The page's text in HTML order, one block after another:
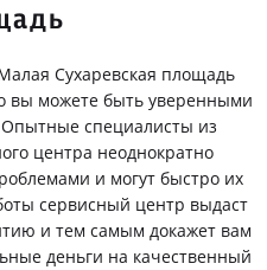
Сухаревская площадь
вы можете быть уверенными
Опытные специалисты из
центра неоднократно
и могут быстро их
сервисный центр выдаст
и тем самым докажет вам
деньги на качественный